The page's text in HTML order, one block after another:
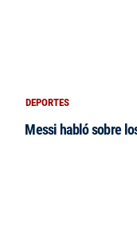
DEPORTES
Messi habló sobre